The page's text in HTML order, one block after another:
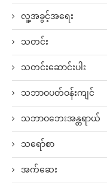
လူ့အခွင့်အရေး
သတင်း
သတင်းဆောင်းပါး
သဘာဝပတ်ဝန်းကျင်
သဘာဝဘေးအန္တရာယ်
သရော်စာ
အက်ဆေး